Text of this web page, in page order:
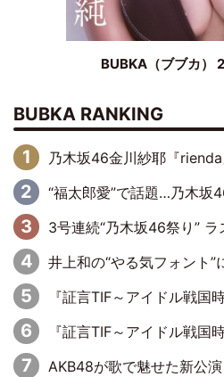
BUBKA（ブブカ）
BUBKA RANKING
乃木坂46金川紗耶『rienda』
“福太郎愛”で話題…乃木坂46一ノ瀬美空、地元福
3号連続“乃木坂46祭り” ラストを飾るのは賀喜遥香…5年ぶり
井上和の“やる気フォント”にも注目 乃木坂
『証言TIF～アイドル戦国時代とはなんだったのか～』第6回：でんぱ組.inc・古川未鈴×相沢梨紗「『ハロプロやり
『証言TIF～アイドル戦国時代とはなんだったのか～』第11回：私立恵比寿中学・真山りか×安本彩花「TIF
AKB48が歌で魅せた新公演『夢のポップス